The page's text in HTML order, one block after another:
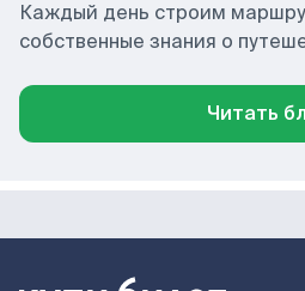
Каждый день строим
собственные знания о
Читать